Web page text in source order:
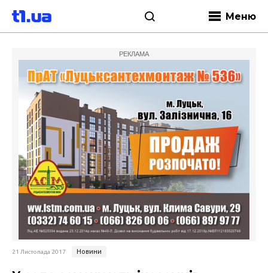
Меню
РЕКЛАМА
21 Листопада 2017 Новини